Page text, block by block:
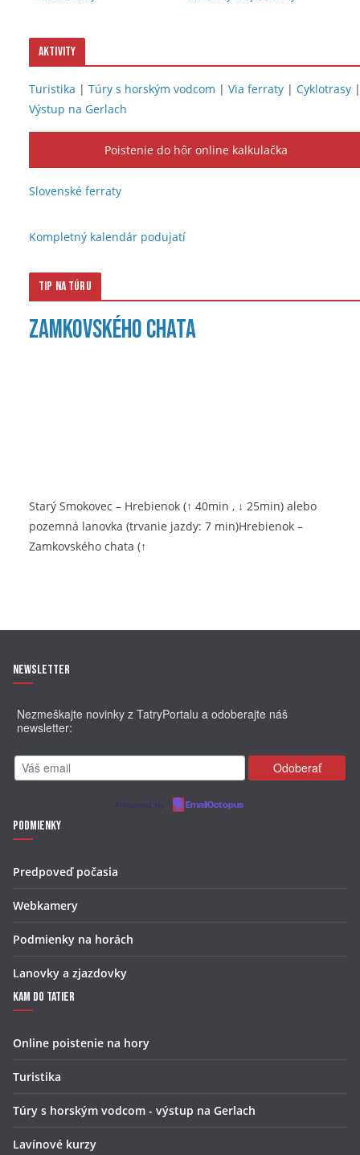
Aktivity
Turistika | Túry s horským vodcom | Via ferraty | Cyklotrasy |
Výstup na Gerlach
Poistenie do hôr online kalkulačka
Slovenské ferraty
Kompletný kalendár podujatí
Tip na túru
Zamkovského chata
Starý Smokovec – Hrebienok (↑ 40min , ↓ 25min) alebo
pozemná lanovka (trvanie jazdy: 7 min)Hrebienok –
Zamkovského chata (↑
Newsletter
Nezmeškajte novinky z TatryPortalu a odoberajte náš
newsletter:
Powered by EmailOctopus
Podmienky
Predpoveď počasia
Webkamery
Podmienky na horách
Lanovky a zjazdovky
Kam do Tatier
Online poistenie na hory
Turistika
Túry s horským vodcom - výstup na Gerlach
Lavínové kurzy